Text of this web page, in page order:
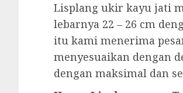
Lisplang ukir kayu jati
lebarnya 22 – 26 cm
itu kami menerima
menyesuaikan dengan
dengan maksimal dan